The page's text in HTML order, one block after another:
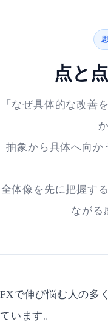
点と
「なぜ具体的な改善
抽象から具体へ向か
全体像を先に把握す
ながる
FXで伸び悩む人の多
ています。